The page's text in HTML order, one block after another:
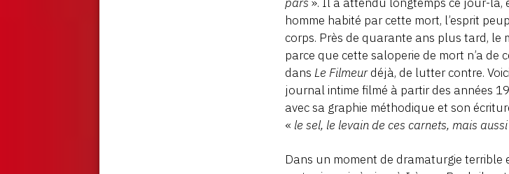
homme habité par cette mort, l’esprit
corps. Près de quarante ans plus tard,
parce que cette saloperie de mort n’a de
dansLe Filmeurdéjà, de lutter contre.
journal intime filmé à partir des années
avec sa graphie méthodique et son
« le sel, le levain de ces carnets, mais
Dans un moment de dramaturgie terrible